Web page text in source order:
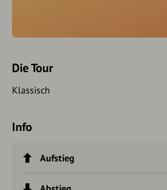
Die Tour
Klassisch
Info
Aufstieg